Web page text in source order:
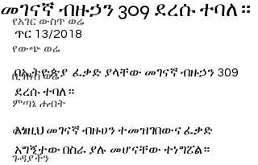
የአገር ውስጥ ወሬ
የውጭ ወሬ
ቢዝነስ ወሬ
ምጣኔ ሐብት
ወግ
ጉዳያችን
መገናኛ ብዙኃን 309 ደረሱ ተባለ።
ጥር 13/2018
በኢትዮጵያ  ፈቃድ ያላቸው መገናኛ ብዙኃን 309
ደረሱ ተባለ።
እነዚህ መገናኛ ብዙሀን ተመዝገበውና ፈቃድ
አግኝተው በስራ ያሉ መሆናቸው ተነግፘል።